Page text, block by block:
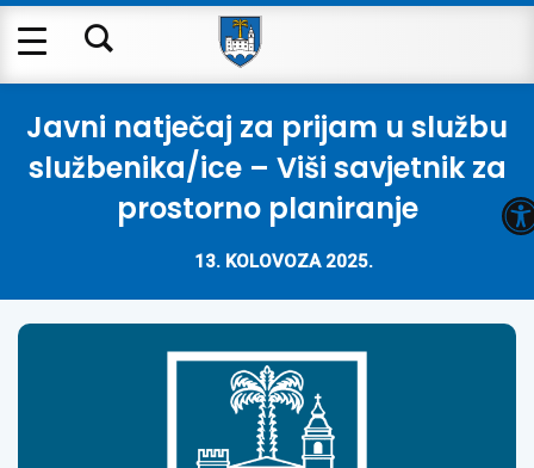
Javni natječaj za prijam u službu
službenika/ice – Viši savjetnik za
prostorno planiranje
13. KOLOVOZA 2025.